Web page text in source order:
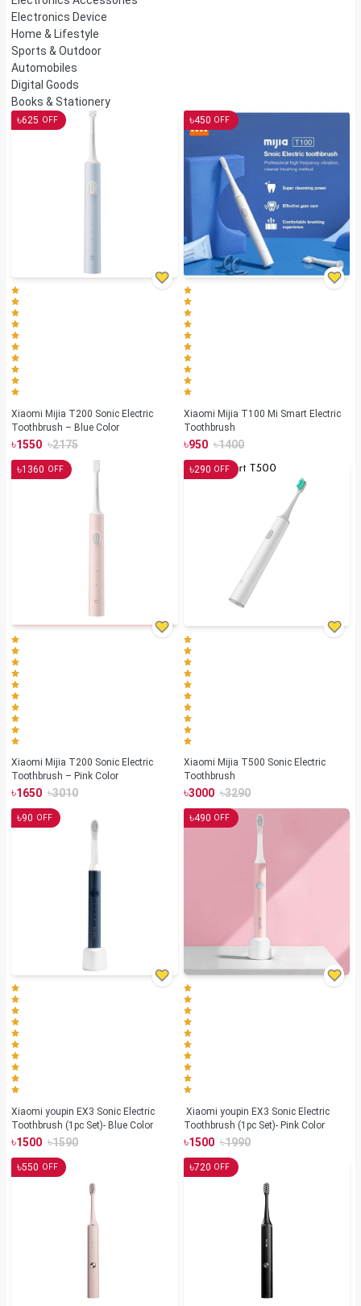
Electronics Device
Home & Lifestyle
Sports & Outdoor
Automobiles
Digital Goods
Books & Stationery
৳625 OFF
Xiaomi Mijia T200 Sonic Electric
Toothbrush – Blue Color
৳1550 ৳2175
৳450 OFF
Xiaomi Mijia T100 Mi Smart Electric
Toothbrush
৳950 ৳1400
৳1360 OFF
Xiaomi Mijia T200 Sonic Electric
Toothbrush – Pink Color
৳1650 ৳3010
৳290 OFF
Xiaomi Mijia T500 Sonic Electric
Toothbrush
৳3000 ৳3290
৳90 OFF
Xiaomi youpin EX3 Sonic Electric
Toothbrush (1pc Set)- Blue Color
৳1500 ৳1590
৳490 OFF
Toothbrush (1pc Set)- Pink Color
৳1500 ৳1990
৳550 OFF ৳720 OFF